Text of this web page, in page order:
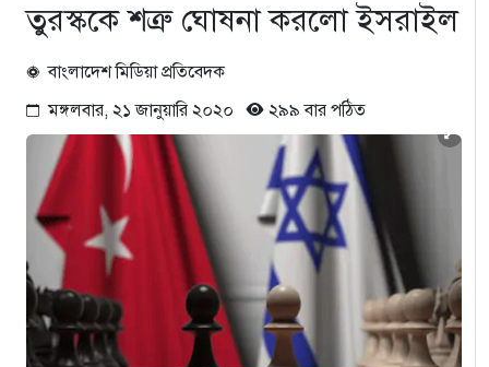
তুরস্ককে শত্রু ঘোষনা করলো ইসরাইল
বাংলাদেশ মিডিয়া প্রতিবেদক
মঙ্গলবার, ২১ জানুয়ারি ২০২০
২৯৯ বার পঠিত